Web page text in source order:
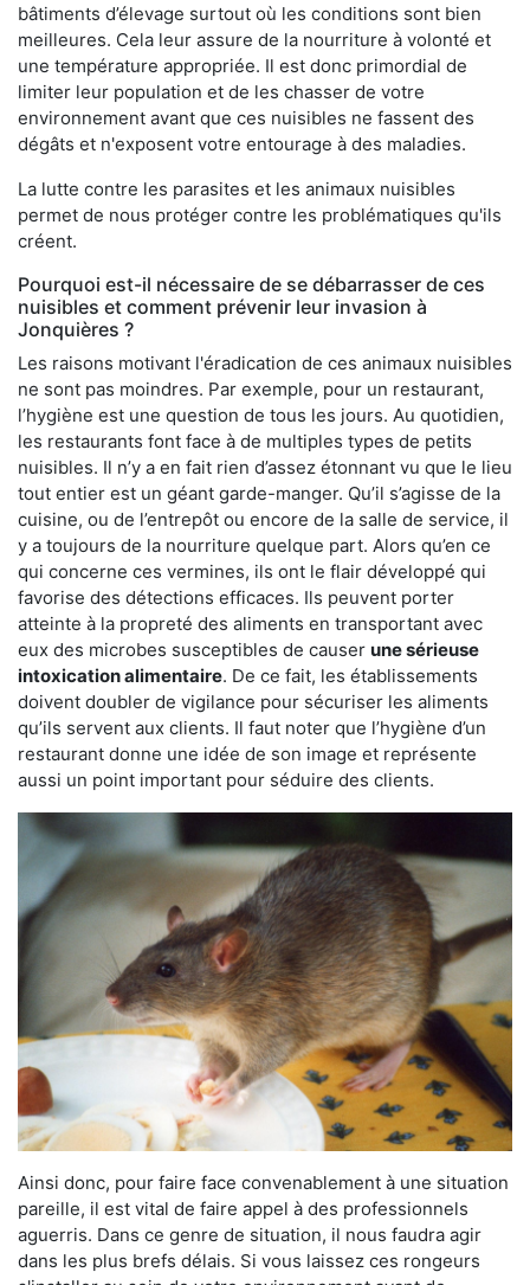
bâtiments d’élevage surtout où les conditions sont bien
meilleures. Cela leur assure de la nourriture à volonté et
une température appropriée. Il est donc primordial de
limiter leur population et de les chasser de votre
environnement avant que ces nuisibles ne fassent des
dégâts et n'exposent votre entourage à des maladies.
La lutte contre les parasites et les animaux nuisibles
permet de nous protéger contre les problématiques qu'ils
créent.
Pourquoi est-il nécessaire de se débarrasser de ces
nuisibles et comment prévenir leur invasion à
Jonquières ?
Les raisons motivant l'éradication de ces animaux nuisibles
ne sont pas moindres. Par exemple, pour un restaurant,
l’hygiène est une question de tous les jours. Au quotidien,
les restaurants font face à de multiples types de petits
nuisibles. Il n’y a en fait rien d’assez étonnant vu que le lieu
tout entier est un géant garde-manger. Qu’il s’agisse de la
cuisine, ou de l’entrepôt ou encore de la salle de service, il
y a toujours de la nourriture quelque part. Alors qu’en ce
qui concerne ces vermines, ils ont le flair développé qui
favorise des détections efficaces. Ils peuvent porter
atteinte à la propreté des aliments en transportant avec
eux des microbes susceptibles de causer une sérieuse
intoxication alimentaire. De ce fait, les établissements
doivent doubler de vigilance pour sécuriser les aliments
qu’ils servent aux clients. Il faut noter que l’hygiène d’un
restaurant donne une idée de son image et représente
aussi un point important pour séduire des clients.
Ainsi donc, pour faire face convenablement à une situation
pareille, il est vital de faire appel à des professionnels
aguerris. Dans ce genre de situation, il nous faudra agir
dans les plus brefs délais. Si vous laissez ces rongeurs